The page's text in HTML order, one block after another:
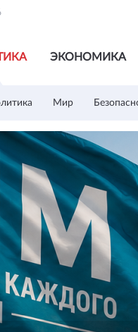
ЭКОНОМИКА
Мир